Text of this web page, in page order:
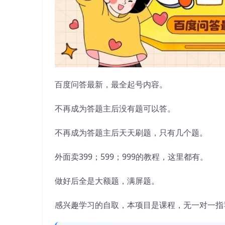
百度问答最新，最全起号内容。
不再成为答题主后没有题可以答。
不再成为答题主后天天刷题，只有几个题。
外面卖399；599；999的教程，这里都有。
做好后全是大额题，满屏题。
感兴趣学习的自取，本项目是课程，无一对一